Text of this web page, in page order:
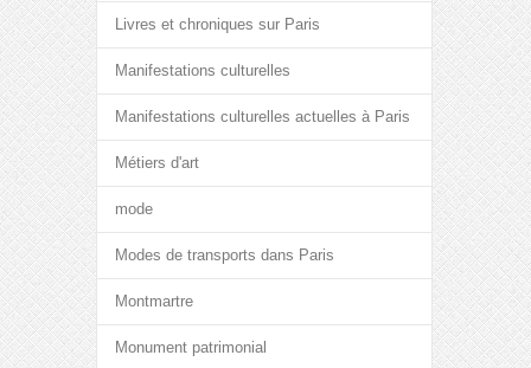
Livres et chroniques sur Paris
Manifestations culturelles
Manifestations culturelles actuelles à Paris
Métiers d'art
mode
Modes de transports dans Paris
Montmartre
Monument patrimonial